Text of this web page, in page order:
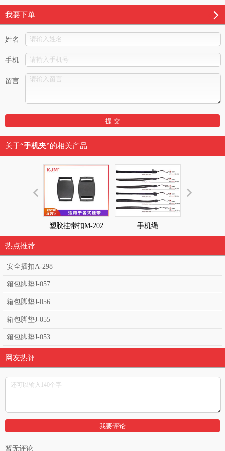
我要下单
姓名
手机
留言
关于“手机夹”的相关产品
塑胶挂带扣M-202 手机绳
热点推荐
安全插扣A-298
箱包脚垫J-057
箱包脚垫J-056
箱包脚垫J-055
箱包脚垫J-053
网友热评
暂无评论